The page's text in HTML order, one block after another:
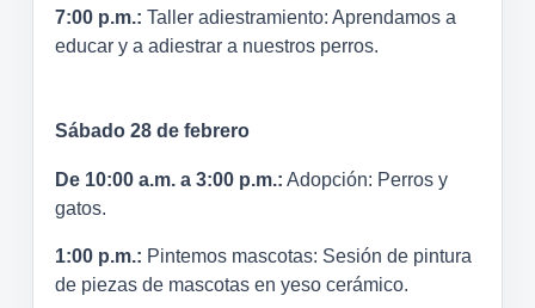
7:00 p.m.: Taller adiestramiento: Aprendamos a
educar y a adiestrar a nuestros perros.
Sábado 28 de febrero
De 10:00 a.m. a 3:00 p.m.: Adopción: Perros y
gatos.
1:00 p.m.: Pintemos mascotas: Sesión de pintura
de piezas de mascotas en yeso cerámico.